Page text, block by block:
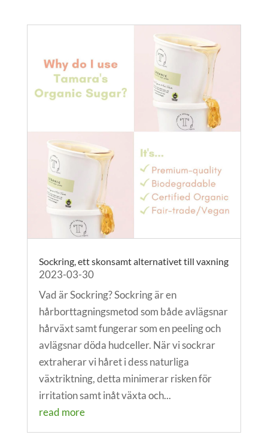
Sockring, ett skonsamt alternativet till vaxning
2023-03-30
Vad är Sockring? Sockring är en
hårborttagningsmetod som både avlägsnar
hårväxt samt fungerar som en peeling och
avlägsnar döda hudceller. När vi sockrar
extraherar vi håret i dess naturliga
växtriktning, detta minimerar risken för
irritation samt inåt växta och...
read more